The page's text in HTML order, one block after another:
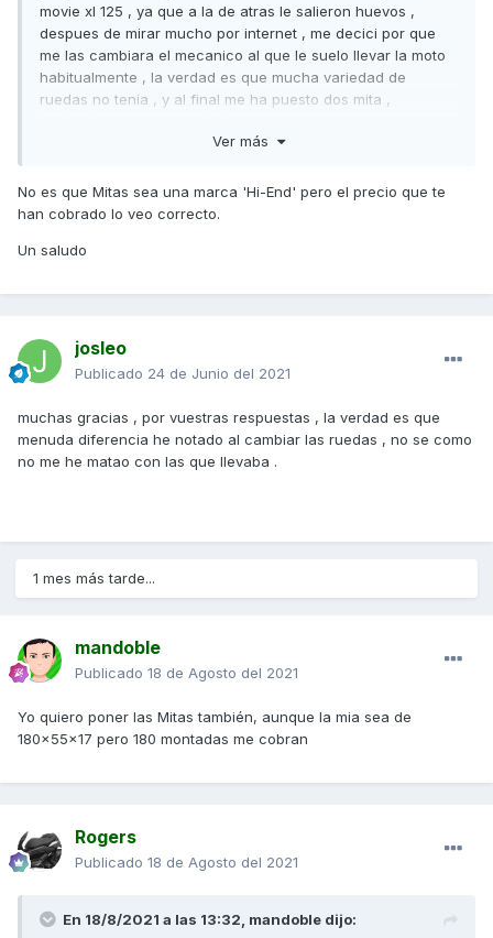
movie xl 125 , ya que a la de atras le salieron huevos ,
despues de mirar mucho por internet , me decici por que
me las cambiara el mecanico al que le suelo llevar la moto
habitualmente , la verdad es que mucha variedad de
ruedas no tenia , y al final me ha puesto dos mita ,
euros puestas , mi consulta es que os parece , me ha
pongo ruedas a la moto. y tambien me gustaria saber que
os parecen esas ruedas , muchas gracias y un saludo
Ver más
No es que Mitas sea una marca 'Hi-End' pero el precio que te
han cobrado lo veo correcto.
Un saludo
josleo
Publicado 24 de Junio del 2021
muchas gracias , por vuestras respuestas , la verdad es que
menuda diferencia he notado al cambiar las ruedas , no se como
no me he matao con las que llevaba .
1 mes más tarde...
mandoble
Publicado 18 de Agosto del 2021
Yo quiero poner las Mitas también, aunque la mia sea de
180x55x17 pero 180 montadas me cobran
Rogers
Publicado 18 de Agosto del 2021
En 18/8/2021 a las 13:32, mandoble dijo: